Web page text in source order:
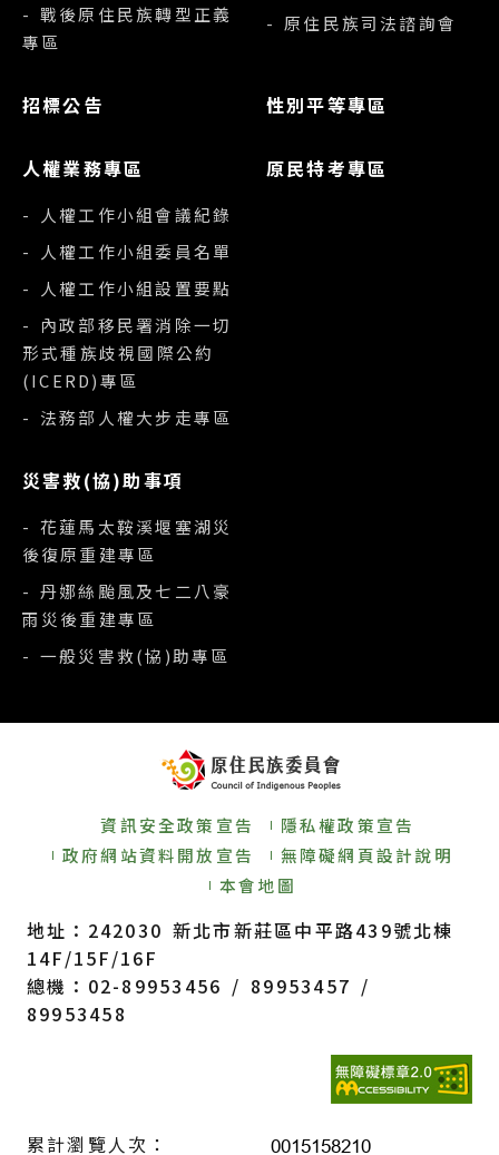
- 戰後原住民族轉型正義
專區
- 原住民族司法諮詢會
招標公告 性別平等專區
人權業務專區
- 人權工作小組會議紀錄
- 人權工作小組委員名單
- 人權工作小組設置要點
- 內政部移民署消除一切
形式種族歧視國際公約
(ICERD)專區
- 法務部人權大步走專區
原民特考專區
災害救(協)助事項
- 花蓮馬太鞍溪堰塞湖災
後復原重建專區
- 丹娜絲颱風及七二八豪
雨災後重建專區
- 一般災害救(協)助專區
資訊安全政策宣告
隱私權政策宣告
政府網站資料開放宣告
無障礙網頁設計說明
本會地圖
地址：242030 新北市新莊區中平路439號北棟
14F/15F/16F
總機：02-89953456 / 89953457 /
89953458
累計瀏覽人次：